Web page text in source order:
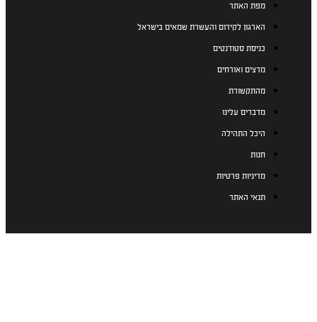
מפת האתר
הארגון לקידום והעשרת שמאים בישראל
כניסת סטודנטים
מרצים ואורחים
מהתקשורת
מדברים עלינו
היכל התהילה
חנות
מדיניות פרטיות
תנאי האתר